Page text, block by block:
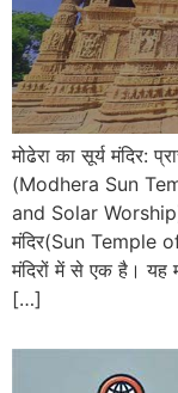
मोढेरा का सूर्य मंदिर:
(Modhera Sun
and Solar Worship)
मंदिर(Sun Temple
मंदिरों में से एक है। यह
[…]